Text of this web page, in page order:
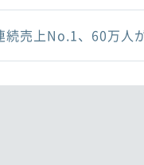
売上No.1、60万人